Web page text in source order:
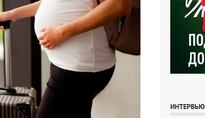
ИНТЕРВЬЮ